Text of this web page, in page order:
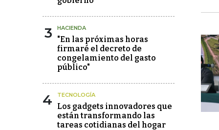
3 HACIENDA
"En las próximas horas
firmaré el decreto de
congelamiento del gasto
público"
4 TECNOLOGÍA
Los gadgets innovadores que
están transformando las
tareas cotidianas del hogar